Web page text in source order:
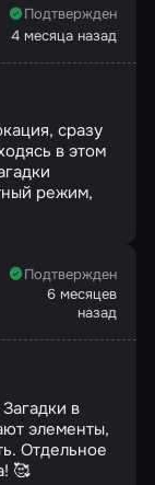
Подтвержден
4 месяца назад
сразу
в этом
режим,
Подтвержден
6 месяцев
назад
в
элементы,
Отдельное
🥰